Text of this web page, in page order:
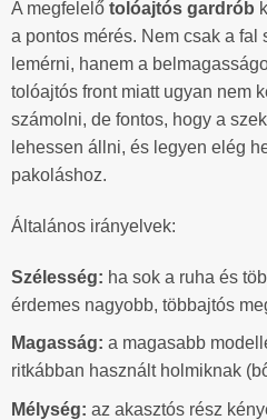
A megfelelő tolóajtós gardrób
a pontos mérés. Nem csak a fal
lemérni, hanem a
tolóajtós front miatt ugyan nem
számolni, de fontos, hogy a
lehessen állni, és legyen elég
pakoláshoz.
Általános irányelvek:
Szélesség: ha sok a ruha és
érdemes nagyobb, többajtós
Magasság: a magasabb
ritkábban használt holmiknak
Mélység: az akasztós rész